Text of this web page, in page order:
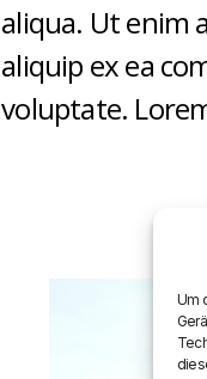
Um
aliqua. Ut enim
aliquip ex ea
voluptate.